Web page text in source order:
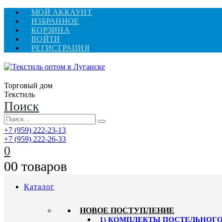
МОЙ АККАУНТ
ИЗБРАННОЕ
КОРЗИНА
ВОЙТИ
РЕГИСТРАЦИЯ
Торговый дом
Текстиль
Поиск
+7 (959) 222-23-13
+7 (959) 222-26-33
0
00 товаров
Каталог
HОВОЕ ПОСТУПЛЕНИЕ
1) КОМПЛЕКТЫ ПОСТЕЛЬНОГО